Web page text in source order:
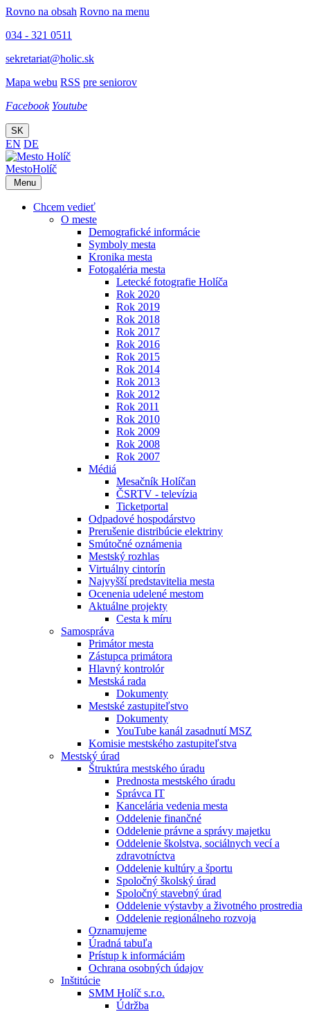
Rovno na obsah Rovno na menu
034 - 321 0511
sekretariat@holic.sk
Mapa webu RSS pre seniorov
Facebook Youtube
SK
EN DE
MestoHolíč
Menu
Chcem vedieť
O meste
Demografické informácie
Symboly mesta
Kronika mesta
Fotogaléria mesta
Letecké fotografie Holíča
Rok 2020
Rok 2019
Rok 2018
Rok 2017
Rok 2016
Rok 2015
Rok 2014
Rok 2013
Rok 2012
Rok 2011
Rok 2010
Rok 2009
Rok 2008
Rok 2007
Médiá
Mesačník Holíčan
ČSRTV - televízia
Ticketportal
Odpadové hospodárstvo
Prerušenie distribúcie elektriny
Smútočné oznámenia
Mestský rozhlas
Virtuálny cintorín
Najvyšší predstavitelia mesta
Ocenenia udelené mestom
Aktuálne projekty
Cesta k míru
Samospráva
Primátor mesta
Zástupca primátora
Hlavný kontrolór
Mestská rada
Dokumenty
Mestské zastupiteľstvo
Dokumenty
YouTube kanál zasadnutí MSZ
Komisie mestského zastupiteľstva
Mestský úrad
Štruktúra mestského úradu
Prednosta mestského úradu
Správca IT
Kancelária vedenia mesta
Oddelenie finančné
Oddelenie právne a správy majetku
Oddelenie školstva, sociálnych vecí a
zdravotníctva
Oddelenie kultúry a športu
Spoločný školský úrad
Spoločný stavebný úrad
Oddelenie výstavby a životného prostredia
Oddelenie regionálneho rozvoja
Oznamujeme
Úradná tabuľa
Prístup k informáciám
Ochrana osobných údajov
Inštitúcie
SMM Holíč s.r.o.
Údržba